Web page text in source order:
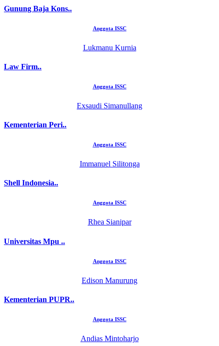
Gunung Baja Kons..
Anggota ISSC
Lukmanu Kurnia
Law Firm..
Anggota ISSC
Exsaudi Simanullang
Kementerian Peri..
Anggota ISSC
Immanuel Silitonga
Shell Indonesia..
Anggota ISSC
Rhea Sianipar
Universitas Mpu ..
Anggota ISSC
Edison Manurung
Kementerian PUPR..
Anggota ISSC
Andias Mintoharjo